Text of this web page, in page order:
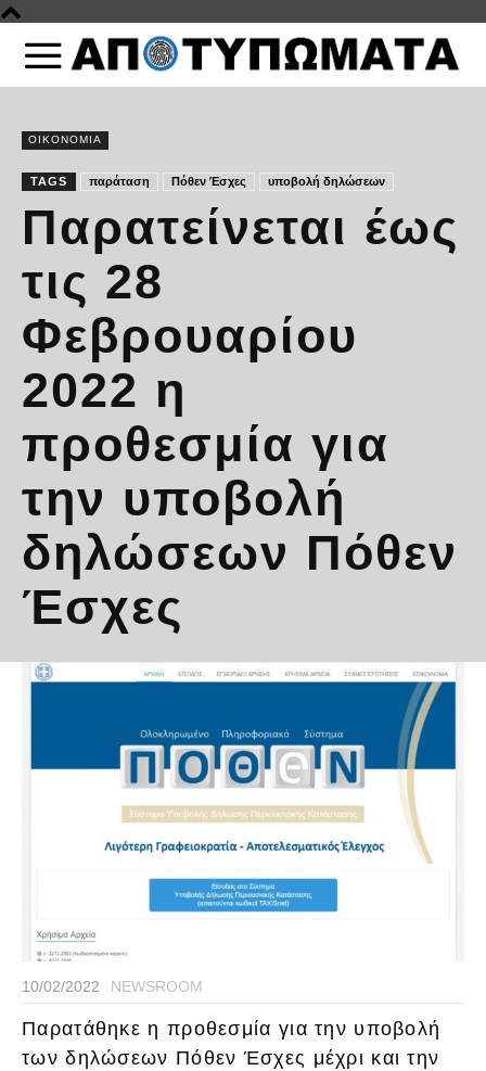
ΟΙΚΟΝΟΜΙΑ
TAGS παράταση Πόθεν Έσχες υποβολή δηλώσεων
Παρατείνεται έως
τις 28
Φεβρουαρίου
2022 η
προθεσμία για
την υποβολή
δηλώσεων Πόθεν
Έσχες
10/02/2022 NEWSROOM
Παρατάθηκε η προθεσμία για την υποβολή
των δηλώσεων Πόθεν Έσχες μέχρι και την